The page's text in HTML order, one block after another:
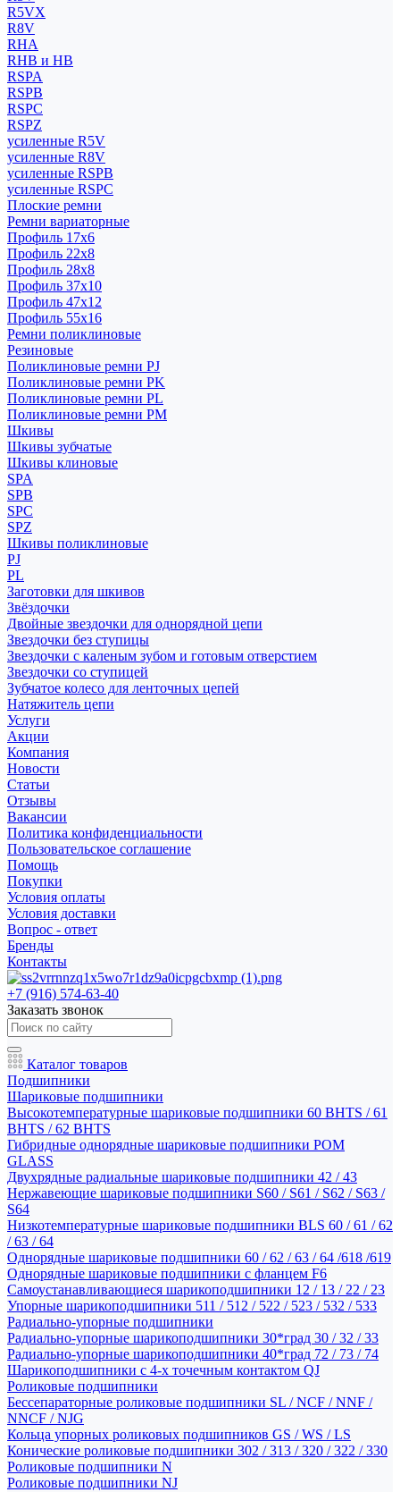
R5VX
R8V
RHA
RHB и HB
RSPA
RSPB
RSPC
RSPZ
усиленные R5V
усиленные R8V
усиленные RSPB
усиленные RSPC
Плоские ремни
Ремни вариаторные
Профиль 17x6
Профиль 22x8
Профиль 28x8
Профиль 37x10
Профиль 47x12
Профиль 55x16
Ремни поликлиновые
Резиновые
Поликлиновые ремни PJ
Поликлиновые ремни PK
Поликлиновые ремни PL
Поликлиновые ремни PM
Шкивы
Шкивы зубчатые
Шкивы клиновые
SPA
SPB
SPC
SPZ
Шкивы поликлиновые
PJ
PL
Заготовки для шкивов
Звёздочки
Двойные звездочки для однорядной цепи
Звездочки без ступицы
Звездочки с каленым зубом и готовым отверстием
Звездочки со ступицей
Зубчатое колесо для ленточных цепей
Натяжитель цепи
Услуги
Акции
Компания
Новости
Статьи
Отзывы
Вакансии
Политика конфиденциальности
Пользовательское соглашение
Помощь
Покупки
Условия оплаты
Условия доставки
Вопрос - ответ
Бренды
Контакты
+7 (916) 574-63-40
Заказать звонок
Каталог товаров
Подшипники
Шариковые подшипники
Высокотемпературные шариковые подшипники 60 BHTS / 61
BHTS / 62 BHTS
Гибридные однорядные шариковые подшипники POM
GLASS
Двухрядные радиальные шариковые подшипники 42 / 43
Нержавеющие шариковые подшипники S60 / S61 / S62 / S63 /
S64
Низкотемпературные шариковые подшипники BLS 60 / 61 / 62
/ 63 / 64
Однорядные шариковые подшипники 60 / 62 / 63 / 64 /618 /619
Однорядные шариковые подшипники с фланцем F6
Самоустанавливающиеся шарикоподшипники 12 / 13 / 22 / 23
Упорные шарикоподшипники 511 / 512 / 522 / 523 / 532 / 533
Радиально-упорные подшипники
Радиально-упорные шарикоподшипники 30*град 30 / 32 / 33
Радиально-упорные шарикоподшипники 40*град 72 / 73 / 74
Шарикоподшипники с 4-х точечным контактом QJ
Роликовые подшипники
Бессепараторные роликовые подшипники SL / NCF / NNF /
NNCF / NJG
Кольца упорных роликовых подшипников GS / WS / LS
Конические роликовые подшипники 302 / 313 / 320 / 322 / 330
Роликовые подшипники N
Роликовые подшипники NJ